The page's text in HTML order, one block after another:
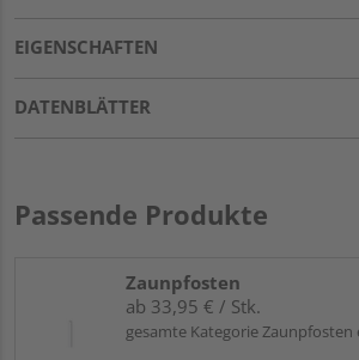
EIGENSCHAFTEN
DATENBLÄTTER
Passende Produkte
Zaunpfosten
ab 33,95 € / Stk.
gesamte Kategorie Zaunpfosten